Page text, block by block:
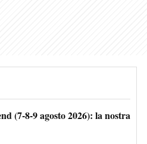
(7-8-9 agosto 2026): la nostra